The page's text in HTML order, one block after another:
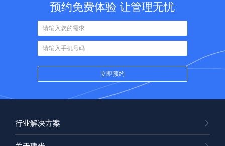
预约免费体验 让管理无忧
行业解决方案